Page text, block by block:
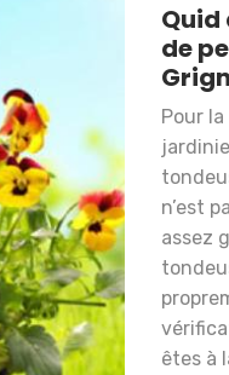
Quid
de
Pour
n’est
assez
êtes à